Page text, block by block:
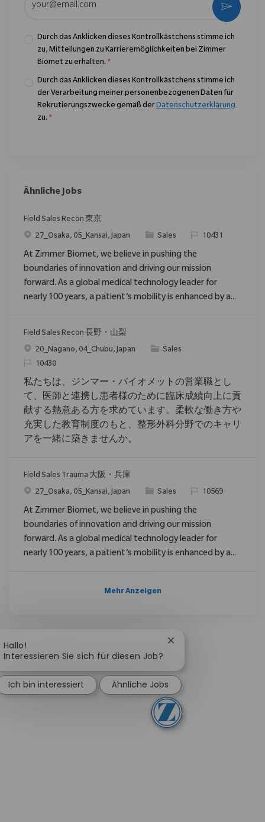
Durch das Anklicken dieses Kontrollkästchens stimme ich
zu, Mitteilungen zu Karrieremöglichkeiten bei Zimmer
Biomet zu erhalten. *
Durch das Anklicken dieses Kontrollkästchens stimme ich
der Verarbeitung meiner personenbezogenen Daten für
Rekrutierungszwecke gemäß derDatenschutzerklärung
zu. *
Ähnliche Jobs
Field Sales Recon 東京
Ort 27_Osaka, 05_Kansai, Japan Kategorie
Sales ReqId10431
At Zimmer Biomet, we believe in pushing the
boundaries of innovation and driving our mission
forward. As a global medical technology leader for
nearly 100 years, a patient’s mobility is enhanced by a...
Field Sales Recon 長野・山梨
Ort 20_Nagano, 04_Chubu, Japan Kategorie
Sales
ReqId10430
私たちは、ジンマー・バイオメットの営業職とし
て、医師と連携し患者様のために臨床成績向上に貢
献する熱意ある方を求めています。柔軟な働き方や
充実した教育制度のもと、整形外科分野でのキャリ
アを一緒に築きませんか。
Field Sales Trauma 大阪・兵庫
Ort 27_Osaka, 05_Kansai, Japan Kategorie
Sales ReqId10569
At Zimmer Biomet, we believe in pushing the
boundaries of innovation and driving our mission
forward. As a global medical technology leader for
nearly 100 years, a patient’s mobility is enhanced by a...
Mehr Anzeigen
Hallo!
Interessieren Sie sich für diesen Job?
Chatbot-
Ich bin interessiert Ähnliche Jobs